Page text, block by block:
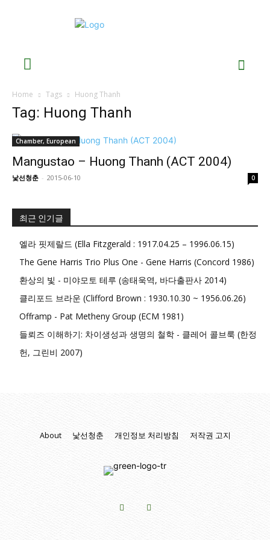
Home Tags Huong Thanh
Tag: Huong Thanh
Chamber, European
Mangustao – Huong Thanh (ACT 2004)
낯선청춘 - 2015-06-10 0
최근 인기글
엘라 핏제랄드 (Ella Fitzgerald : 1917.04.25 – 1996.06.15)
The Gene Harris Trio Plus One - Gene Harris (Concord 1986)
환상의 빛 - 미야모토 테루 (송태욱역, 바다출판사 2014)
클리포드 브라운 (Clifford Brown : 1930.10.30 ~ 1956.06.26)
Offramp - Pat Metheny Group (ECM 1981)
들뢰즈 이해하기: 차이생성과 생명의 철학 - 클레어 콜브룩 (한정
헌, 그린비 2007)
About 낯선청춘 개인정보 처리방침 저작권 고지